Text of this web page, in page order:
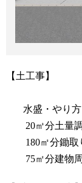
【土工事】
水盛・やり方
20㎥分土量調
180㎡分鋤取
75㎡分建物周